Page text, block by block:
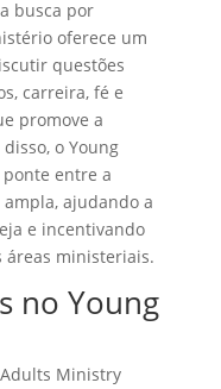
busca por
oferece um
questões
carreira, fé e
promove a
o Young
entre a
ajudando a
e incentivando
áreas ministeriais.
no Young
Ministry